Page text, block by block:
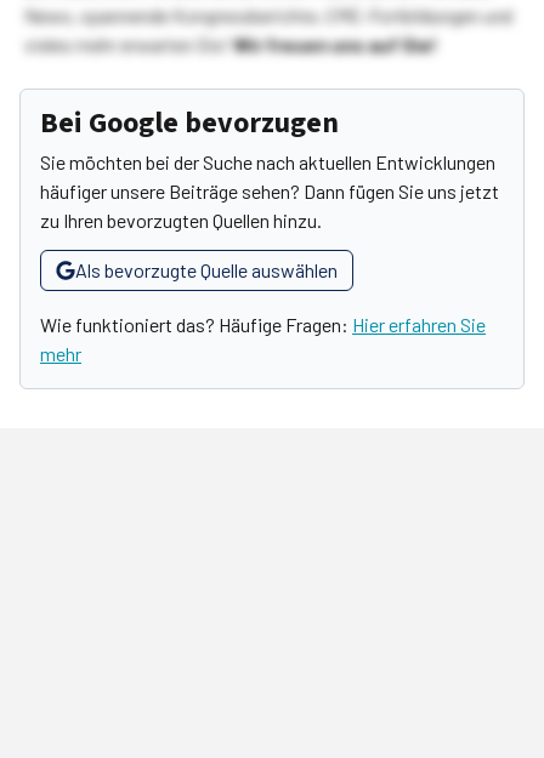
News, spannende Kongressberichte, CME-Fortbildungen und
vieles mehr erwarten Sie!Wir freuen uns auf Sie!
Bei Google bevorzugen
Sie möchten bei der Suche nach aktuellen Entwicklungen
häufiger unsere Beiträge sehen? Dann fügen Sie uns jetzt
zu Ihren bevorzugten Quellen hinzu.
Als bevorzugte Quelle auswählen
Wie funktioniert das? Häufige Fragen: Hier erfahren Sie
mehr